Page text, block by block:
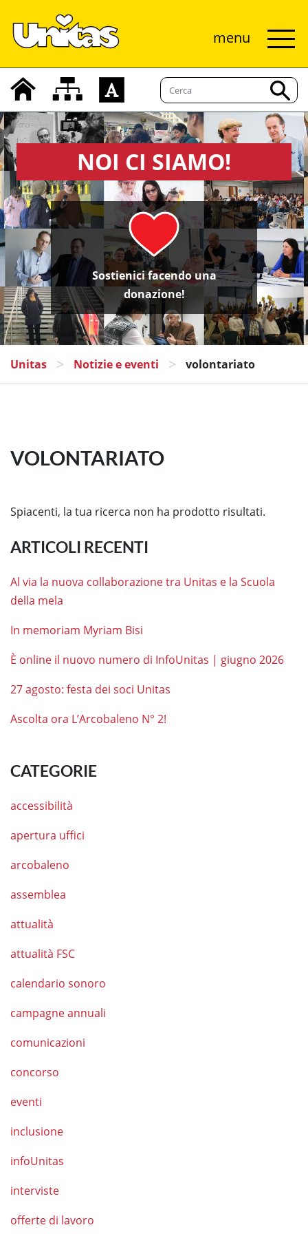
menu
NOI CI SIAMO!
Sostienici facendo una
donazione!
Unitas > Notizie e eventi > volontariato
VOLONTARIATO
Spiacenti, la tua ricerca non ha prodotto risultati.
ARTICOLI RECENTI
Al via la nuova collaborazione tra Unitas e la Scuola
della mela
In memoriam Myriam Bisi
È online il nuovo numero di InfoUnitas | giugno 2026
27 agosto: festa dei soci Unitas
Ascolta ora L’Arcobaleno N° 2!
CATEGORIE
accessibilità
apertura uffici
arcobaleno
assemblea
attualità
attualità FSC
calendario sonoro
campagne annuali
comunicazioni
concorso
eventi
inclusione
infoUnitas
interviste
offerte di lavoro